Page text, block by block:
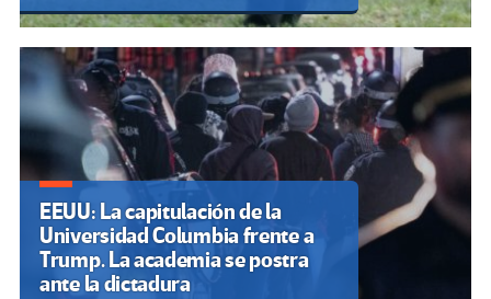
EEUU: La capitulación de la
Universidad Columbia frente a
Trump. La academia se postra
ante la dictadura